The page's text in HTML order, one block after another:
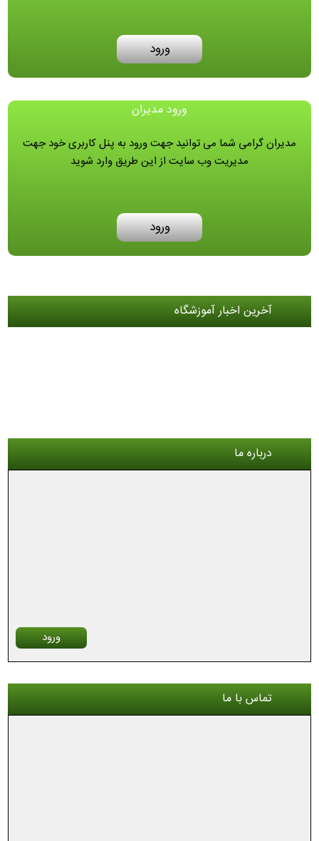
ورود
ورود مدیران
مدیران گرامی شما می توانید جهت ورود به پنل کاربری خود جهت
مدیریت وب سایت از این طریق وارد شوید
ورود
آخرین اخبار آموزشگاه
درباره ما
ورود
تماس با ما